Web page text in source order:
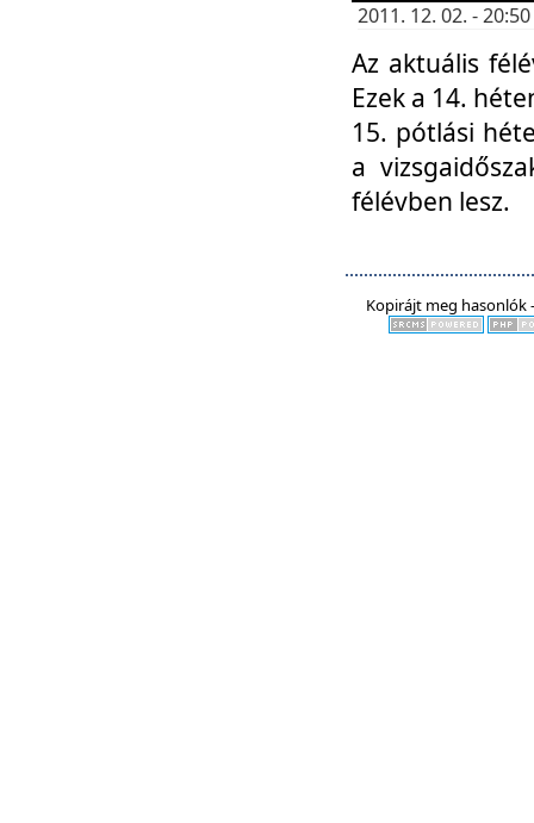
2011. 12. 02. -
Az aktuális
Ezek a 14.
15. pótlási
a
félévben lesz.
Kopirájt meg hasonlók